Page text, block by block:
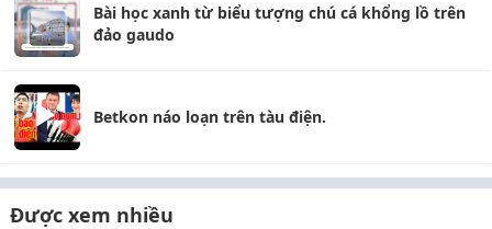
Bài học xanh từ biểu tượng chú cá khổng lồ trên
đảo gaudo
Betkon náo loạn trên tàu điện.
Được xem nhiều